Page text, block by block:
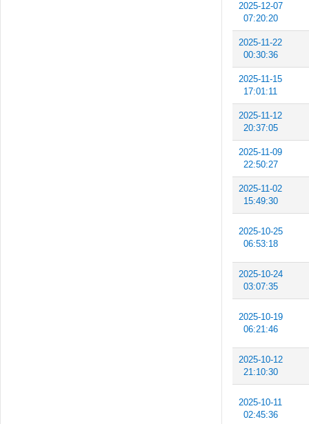
2025-12-07
07:20:20
2025-11-22
00:30:36
2025-11-15
17:01:11
2025-11-12
20:37:05
2025-11-09
22:50:27
2025-11-02
15:49:30
2025-10-25
06:53:18
2025-10-24
03:07:35
2025-10-19
06:21:46
2025-10-12
21:10:30
2025-10-11
02:45:36